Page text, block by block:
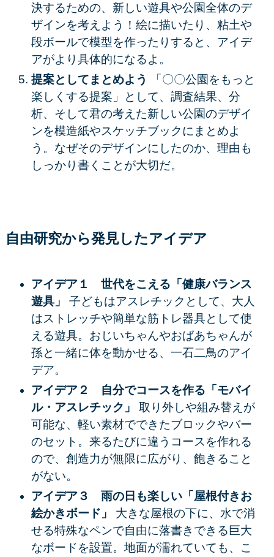
決するための、新しい遊具や公園全体のデ
ザインを考えよう！絵に描いたり、粘土や
段ボールで模型を作ったりすると、アイデ
アがより具体的になるよ。
提案としてまとめよう
「〇〇公園をもっと
楽しくする提案」として、調査結果、分
析、そして君の考えた新しい公園のデザイ
ンを模造紙やスケッチブックにまとめよ
う。なぜそのデザインにしたのか、理由も
しっかり書くことが大切だ。
自由研究から発見したアイデア
アイデア１ 世代をこえる「健康バランス
遊具」
子どもはアスレチックとして、大人
はストレッチや簡単な筋トレ器具として使
える遊具。おじいちゃんやおばあちゃんが
孫と一緒に体を動かせる、一石二鳥のアイ
デア。
アイデア２ 自分でコースを作る「モバイ
ル・アスレチック」
取り外しや組み替えが
可能な、軽い素材でできたブロックやバー
のセット。来るたびに違うコースを作れる
ので、創造力が無限に広がり、飽きること
がない。
アイデア３ 雨の日も楽しい「屋根付きお
絵かきボード」
大きな屋根の下に、水で消
せる特殊なペンで自由に落書きできる巨大
なボードを設置。地面が濡れていても、こ